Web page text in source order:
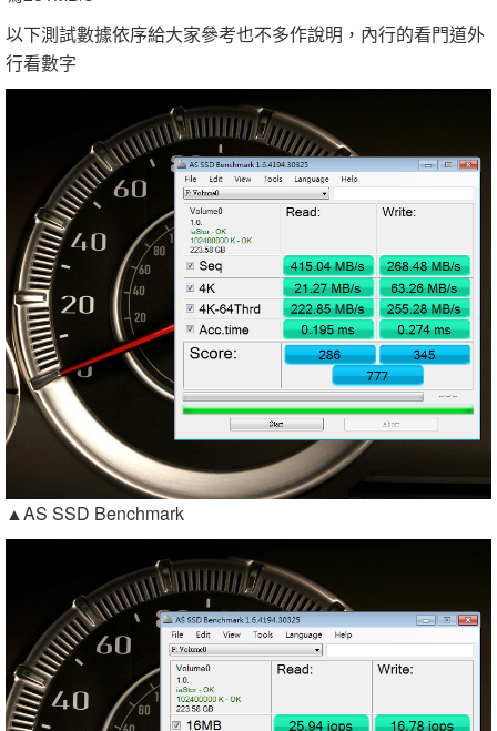
以下測試數據依序給大家參考也不多作說明，內行的看門道外
行看數字
▲AS SSD Benchmark